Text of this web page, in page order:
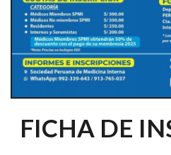
FICHA DE